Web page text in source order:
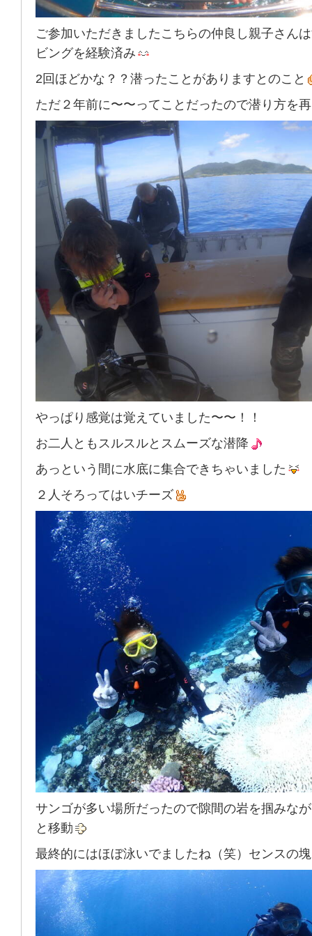
ご参加いただきましたこちらの仲良し親子さん
ビングを経験済み
2回ほどかな？？潜ったことがありますとのこと
ただ２年前に〜〜ってことだったので潜り方を
やっぱり感覚は覚えていました〜〜！！
お二人ともスルスルとスムーズな潜降
あっという間に水底に集合できちゃいました
２人そろってはいチーズ
サンゴが多い場所だったので隙間の岩を掴みな
と移動
最終的にはほぼ泳いでましたね（笑）センスの塊